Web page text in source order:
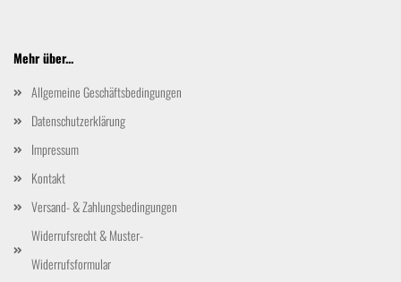
Mehr über...
Allgemeine Geschäftsbedingungen
Datenschutzerklärung
Impressum
Kontakt
Versand- & Zahlungsbedingungen
Widerrufsrecht & Muster-
Widerrufsformular